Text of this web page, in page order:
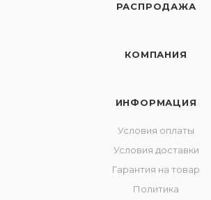
РАСПРОДАЖА
КОМПАНИЯ
ИНФОРМАЦИЯ
Условия оплаты
Условия доставки
Гарантия на товар
Политика